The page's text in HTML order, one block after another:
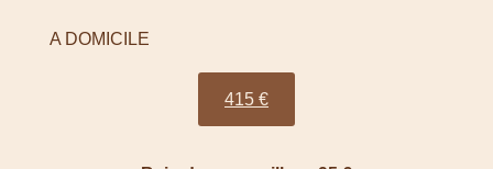
A DOMICILE
415 €